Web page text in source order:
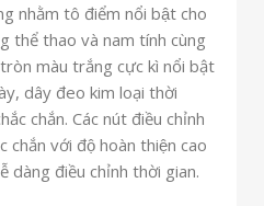
nhằm tô điểm nổi bật cho
thể thao và nam tính cùng
màu trắng cực kì nổi bật
dây đeo kim loại thời
chắn. Các nút điều chỉnh
chắn với độ hoàn thiện cao
dàng điều chỉnh thời gian.